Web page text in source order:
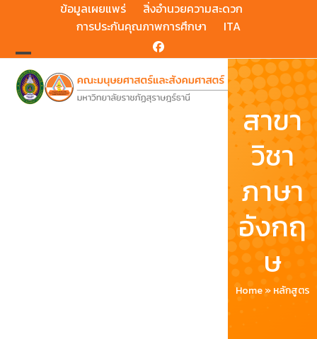
ข้อมูลเผยแพร่
สิ่งอำนวยความสะดวก
การประกันคุณภาพการศึกษา
ITA
Facebook
Open
mobile
Close
mobile
สาขา
วิชา
ภาษา
อังกฤ
ษ
Home»หลักสูตร